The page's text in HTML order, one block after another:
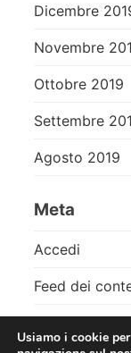
Dicembre
Novembre
Ottobre 2019
Settembre
Agosto 2019
Meta
Accedi
Feed dei
Usiamo i cookie